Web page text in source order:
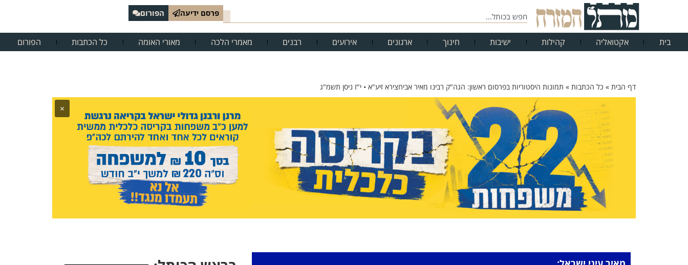
פרסם ידיעה הפורום
בית אקטואליה קהילות ישיבות חינוך ארגונים אירועים רבנים מאמרי הלכה מאורי האומה כל הכתבות הפורום
דף הבית » כל הכתבות » תמונות היסטוריות בפרסום ראשון: הגה"ק רבינו מאיר אביחצירא זיע"א • י"ז ניסן תשמ"ג
×